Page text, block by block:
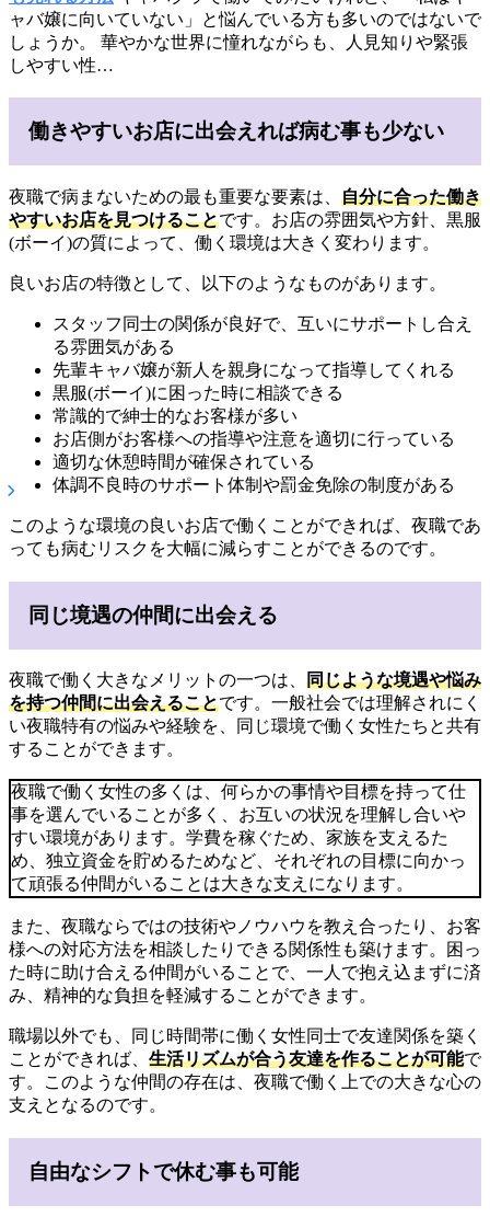
ャバ嬢に向いていない」と悩んでいる方も多いのではないで
しょうか。 華やかな世界に憧れながらも、人見知りや緊張
しやすい性…
働きやすいお店に出会えれば病む事も少ない
夜職で病まないための最も重要な要素は、 自分に合った働き
やすいお店を見つけることです。お店の雰囲気や方針、黒服
(ボーイ)の質によって、働く環境は大きく変わります。
良いお店の特徴として、以下のようなものがあります。
スタッフ同士の関係が良好で、互いにサポートし合え
る雰囲気がある
先輩キャバ嬢が新人を親身になって指導してくれる
黒服(ボーイ)に困った時に相談できる
常識的で紳士的なお客様が多い
お店側がお客様への指導や注意を適切に行っている
適切な休憩時間が確保されている
体調不良時のサポート体制や罰金免除の制度がある
このような環境の良いお店で働くことができれば、夜職であ
っても病むリスクを大幅に減らすことができるのです。
同じ境遇の仲間に出会える
夜職で働く大きなメリットの一つは、 同じような境遇や悩み
を持つ仲間に出会えることです。一般社会では理解されにく
い夜職特有の悩みや経験を、同じ環境で働く女性たちと共有
することができます。
夜職で働く女性の多くは、何らかの事情や目標を持って仕
事を選んでいることが多く、お互いの状況を理解し合いや
すい環境があります。学費を稼ぐため、家族を支えるた
め、独立資金を貯めるためなど、それぞれの目標に向かっ
て頑張る仲間がいることは大きな支えになります。
また、夜職ならではの技術やノウハウを教え合ったり、お客
様への対応方法を相談したりできる関係性も築けます。困っ
た時に助け合える仲間がいることで、一人で抱え込まずに済
み、精神的な負担を軽減することができます。
職場以外でも、同じ時間帯に働く女性同士で友達関係を築く
ことができれば、 生活リズムが合う友達を作ることが可能で
す。このような仲間の存在は、夜職で働く上での大きな心の
支えとなるのです。
自由なシフトで休む事も可能